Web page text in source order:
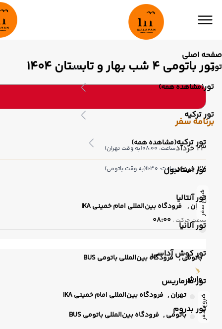
صفحه اصلی
تور
تور(مشاهده همه)
تور ترکیه
تور ترکیه(مشاهده همه)
تور استانبول
تور آنتالیا
تور آلانیا
تور کوش آداسی
تور مارماریس
تور بدروم
تور باتومی 4 شب بهار و تابستان 1404
برنامه سفر
23 خرداد ساعت: 08:00 (به وقت تهران)
27 خرداد ساعت: 11:30 (به وقت باتومی)
شروع سفر
تهران , فرودگاه بین‌المللی امام خمینی IKA
ساعت حرکت : 08:00
باتومی , فرودگاه بین‌المللی باتومی BUS
وارش
شروع سفر تهران , فرودگاه بین‌المللی امام خمینی IKA
باتومی , فرودگاه بین‌المللی باتومی BUS